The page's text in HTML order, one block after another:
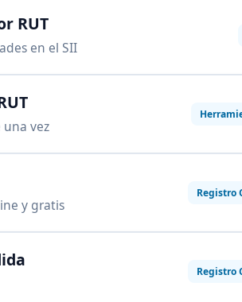
RUT
en el SII
vez
y gratis
Registro
Registro